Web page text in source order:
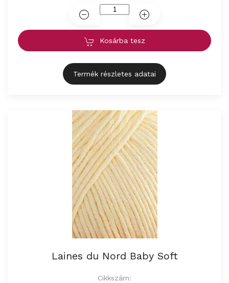
Kosárba tesz
Termék részletes adatai
Laines du Nord Baby Soft
Cikkszám: